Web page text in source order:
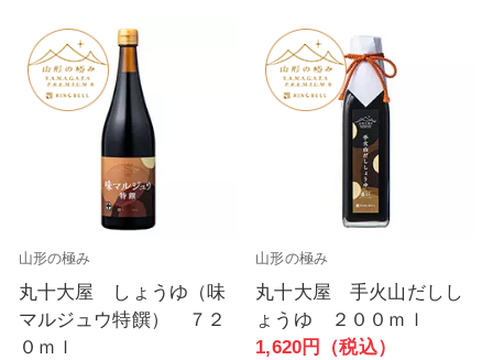
山形の極み
丸十大屋 しょうゆ（味
マルジュウ特饌） ７２
０ｍｌ
山形の極み
丸十大屋 手火山だしし
ょうゆ ２００ｍｌ
1,620円（税込）